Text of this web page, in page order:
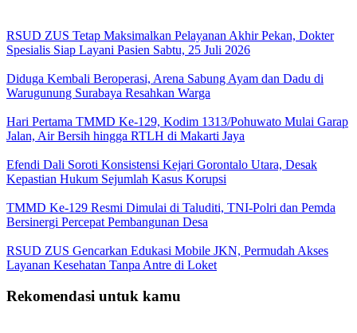
RSUD ZUS Tetap Maksimalkan Pelayanan Akhir Pekan, Dokter
Spesialis Siap Layani Pasien Sabtu, 25 Juli 2026
Diduga Kembali Beroperasi, Arena Sabung Ayam dan Dadu di
Warugunung Surabaya Resahkan Warga
Hari Pertama TMMD Ke-129, Kodim 1313/Pohuwato Mulai Garap
Jalan, Air Bersih hingga RTLH di Makarti Jaya
Efendi Dali Soroti Konsistensi Kejari Gorontalo Utara, Desak
Kepastian Hukum Sejumlah Kasus Korupsi
TMMD Ke-129 Resmi Dimulai di Taluditi, TNI-Polri dan Pemda
Bersinergi Percepat Pembangunan Desa
RSUD ZUS Gencarkan Edukasi Mobile JKN, Permudah Akses
Layanan Kesehatan Tanpa Antre di Loket
Rekomendasi untuk kamu